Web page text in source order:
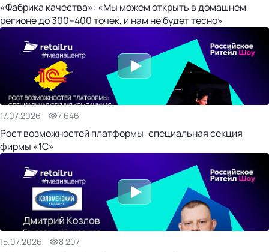
«Фабрика качества»: «Мы можем открыть в домашнем
регионе до 300–400 точек, и нам не будет тесно»
17.07.2026 7 646
Рост возможностей платформы: специальная секция
фирмы «1С»
15.07.2026 8 207